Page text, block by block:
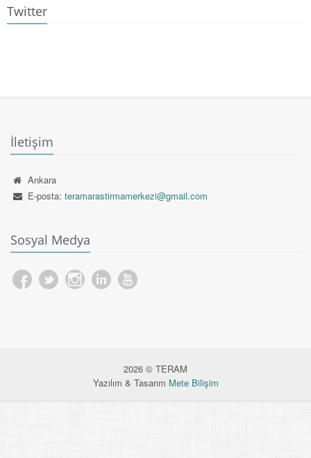
Twitter
İletişim
Ankara
E-posta: teramarastirmamerkezi@gmail.com
Sosyal Medya
2026 © TERAM
Yazılım & Tasarım Mete Bilişim